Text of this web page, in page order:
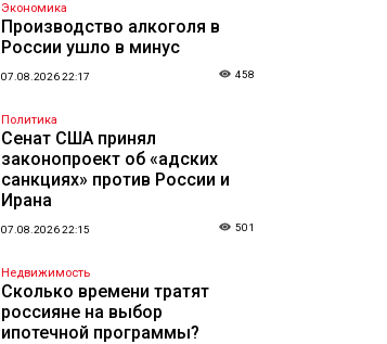
Экономика
Производство алкоголя в
России ушло в минус
07.08.2026 22:17 458
Политика
Сенат США принял
законопроект об «адских
санкциях» против России и
Ирана
07.08.2026 22:15 501
Недвижимость
Сколько времени тратят
россияне на выбор
ипотечной программы?